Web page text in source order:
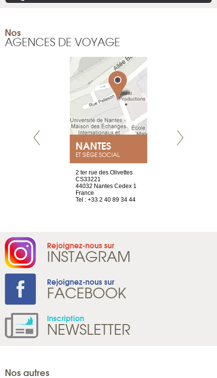
Nos
AGENCES DE VOYAGE
NANTES
ET SIÈGE SOCIAL
2 ter rue des Olivettes
CS33221
44032 Nantes Cedex 1
France
Tel : +33 2 40 89 34 44
Rejoignez-nous sur
INSTAGRAM
Rejoignez-nous sur
FACEBOOK
Inscription
NEWSLETTER
Nos autres